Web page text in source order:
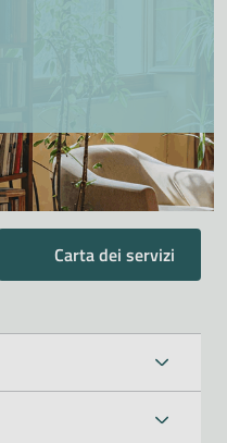
Carta dei servizi